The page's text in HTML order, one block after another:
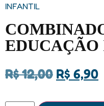
INFANTIL
R$12,00 R$ 6,90